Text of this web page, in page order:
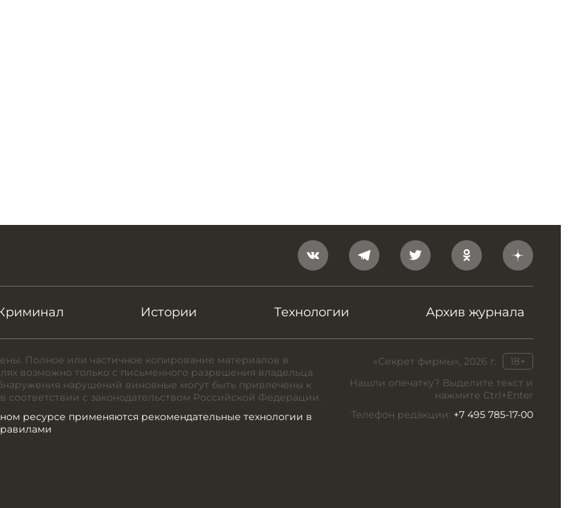
Истории Технологии Архив журнала
«Секрет фирмы», 2026 г.
18+
Нашли опечатку? Выделите текст и
нажмите Ctrl+Enter
Телефон редакции: +7 495 785-17-00
Полное или частичное копирование материалов в
возможно только с письменного разрешения владельца
нарушений виновные могут быть привлечены к
соответствии с законодательством Российской Федерации.
ресурсе применяются рекомендательные технологии в